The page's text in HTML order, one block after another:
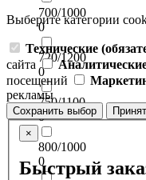
700/1000
0
720/1200
0
750/1100
0
800/1000
0
Выберите категории
Технические
сайта
посещений
рекламы
Сохранить выбор
×
Быстрый